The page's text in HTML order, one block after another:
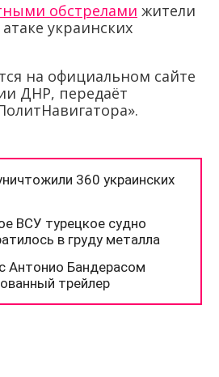
обстрелами жители
украинских
на официальном сайте
ДНР, передаёт